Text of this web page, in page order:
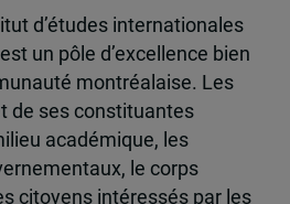
d’études internationales
un pôle d’excellence bien
montréalaise. Les
de ses constituantes
académique, les
le corps
citoyens intéressés par les